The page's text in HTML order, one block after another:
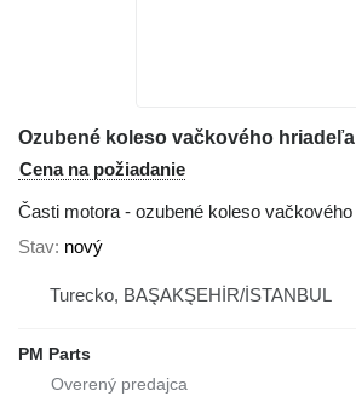
Cena na požiadanie
Časti motora - ozubené koleso
Stav nový
Turecko, BAŞAKŞEHİR/İSTANBUL
PM Parts